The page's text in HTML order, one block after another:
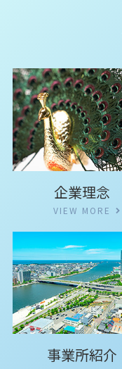
企業理念
VIEW MORE
事業所紹介